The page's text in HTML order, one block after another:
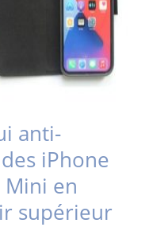
anti-
iPhone
Mini en
supérieur